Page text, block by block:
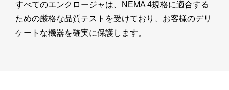
すべてのエンクロージャは、NEMA 4規格に適合する
ための厳格な品質テストを受けており、お客様のデリ
ケートな機器を確実に保護します。